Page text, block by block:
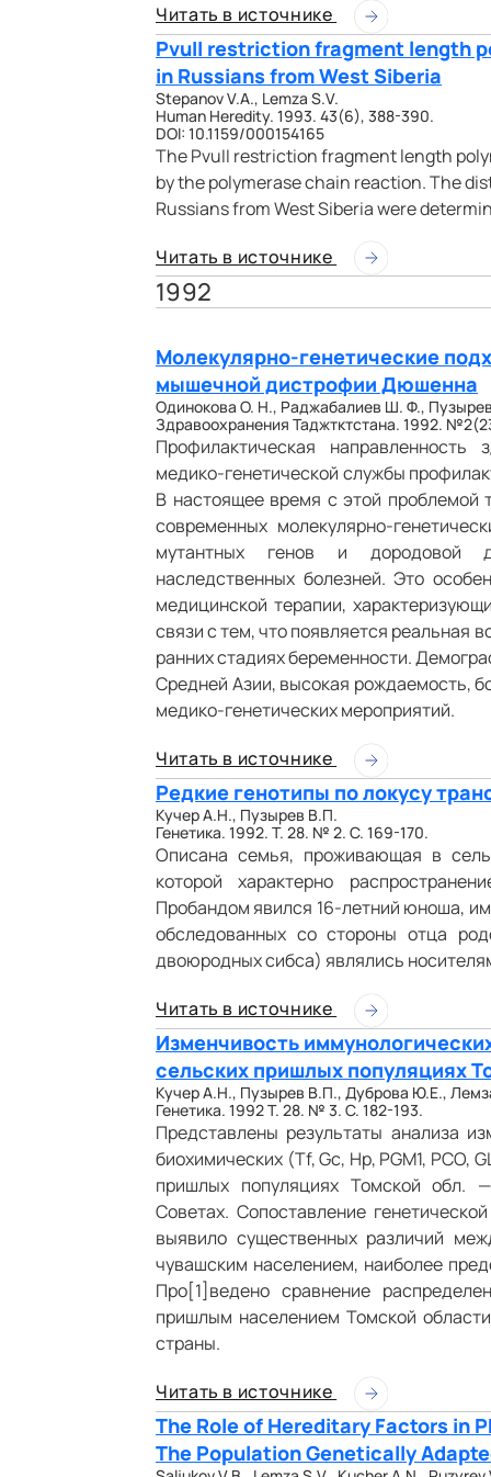
Читать в источнике
PvuII restriction fragment length
in Russians from West Siberia
Stepanov V.A., Lemza S.V.
Human Heredity. 1993. 43(6), 388-390.
DOI: 10.1159/000154165
The PvuII restriction fragment length
by the polymerase chain reaction. The
Russians from West Siberia were
Читать в источнике
1992
Молекулярно-генетические
мышечной дистрофии Дюшенна
Одинокова О. Н., Раджабалиев Ш. Ф.,
Здравоохранения Таджтктстана. 1992.
Профилактическая направленность
медико-генетической службы
В настоящее время с этой проблемой
современных молекулярно-
мутантных генов и дородовой
наследственных болезней. Это
медицинской терапии,
связи с тем, что появляется реальная
ранних стадиях беременности.
Средней Азии, высокая рождаемость,
медико-генетических мероприятий.
Читать в источнике
Редкие генотипы по локусу
Кучер А.Н., Пузырев В.П.
Генетика. 1992. Т. 28. № 2. С. 169-170.
Описана семья, проживающая в
которой характерно
Пробандом явился 16-летний юноша,
обследованных со стороны отца
двоюродных сибса) являлись
Читать в источнике
Изменчивость
сельских пришлых популяциях
Кучер А.Н., Пузырев В.П., Дуброва Ю.Е.,
Генетика. 1992 Т. 28. № 3. С. 182-193.
Представлены результаты анализа
биохимических (Тf, Gc, Hp, PGM1, РСО,
пришлых популяциях Томской обл.
Советах. Сопоставление
выявило существенных различий
чувашским населением, наиболее
Про[1]ведено сравнение
пришлым населением Томской
страны.
Читать в источнике
The Role of Hereditary Factors in
The Population Genetically